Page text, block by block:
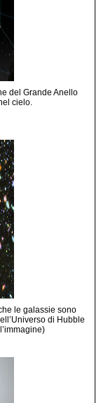
del Grande Anello
cielo.
le galassie sono
di Hubble